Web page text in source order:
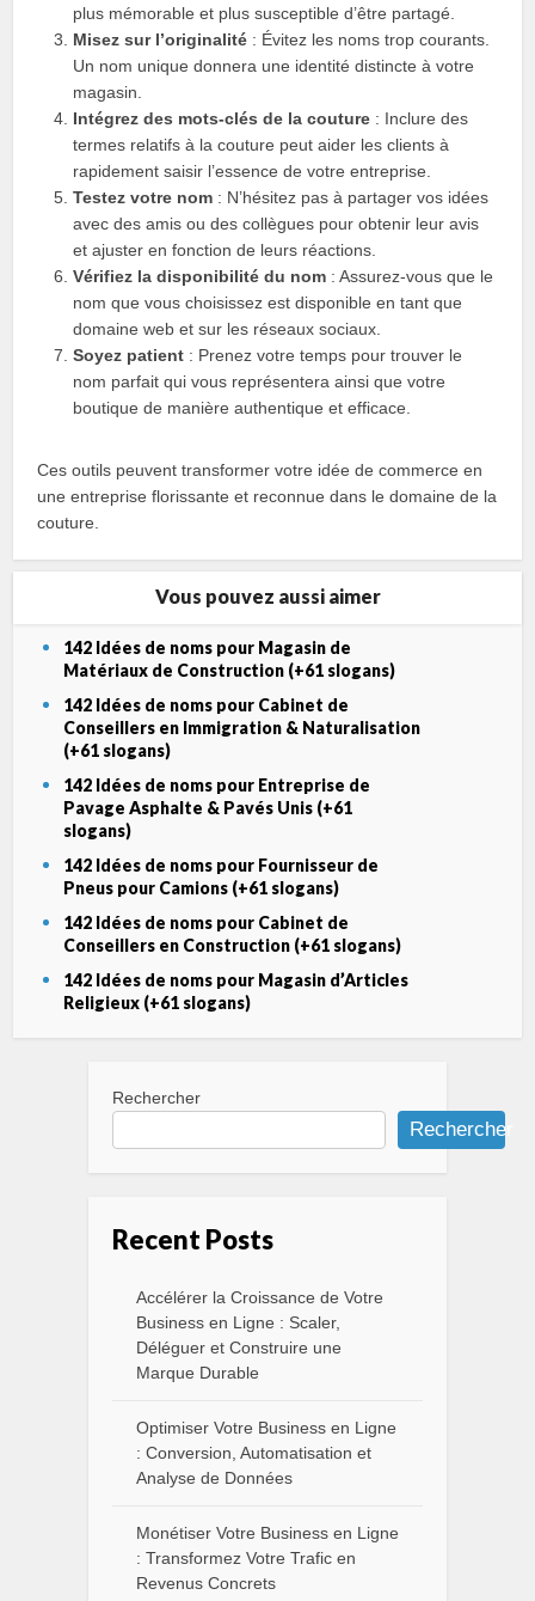
plus mémorable et plus susceptible d’être partagé.
Misez sur l’originalité : Évitez les noms trop courants.
Un nom unique donnera une identité distincte à votre
magasin.
Intégrez des mots-clés de la couture : Inclure des
termes relatifs à la couture peut aider les clients à
rapidement saisir l’essence de votre entreprise.
Testez votre nom : N’hésitez pas à partager vos idées
avec des amis ou des collègues pour obtenir leur avis
et ajuster en fonction de leurs réactions.
Vérifiez la disponibilité du nom : Assurez-vous que le
nom que vous choisissez est disponible en tant que
domaine web et sur les réseaux sociaux.
Soyez patient : Prenez votre temps pour trouver le
nom parfait qui vous représentera ainsi que votre
boutique de manière authentique et efficace.
Ces outils peuvent transformer votre idée de commerce en
une entreprise florissante et reconnue dans le domaine de la
couture.
Vous pouvez aussi aimer
142 Idées de noms pour Magasin de
Matériaux de Construction (+61 slogans)
142 Idées de noms pour Cabinet de
Conseillers en Immigration & Naturalisation
(+61 slogans)
142 Idées de noms pour Entreprise de
Pavage Asphalte & Pavés Unis (+61
slogans)
142 Idées de noms pour Fournisseur de
Pneus pour Camions (+61 slogans)
142 Idées de noms pour Cabinet de
Conseillers en Construction (+61 slogans)
142 Idées de noms pour Magasin d’Articles
Religieux (+61 slogans)
Rechercher
Rechercher
Recent Posts
Accélérer la Croissance de Votre
Business en Ligne : Scaler,
Déléguer et Construire une
Marque Durable
Optimiser Votre Business en Ligne
: Conversion, Automatisation et
Analyse de Données
Monétiser Votre Business en Ligne
: Transformez Votre Trafic en
Revenus Concrets